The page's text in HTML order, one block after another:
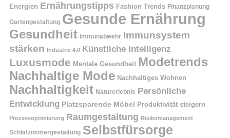
Energien Ernährungstipps Fashion Trends Finanzplanung
Gartengestaltung Gesunde Ernährung
Gesundheit Immunabwehr Immunsystem
stärken
Industrie 4.0 Künstliche Intelligenz
Luxusmode Mentale Gesundheit Modetrends
Nachhaltige Mode Nachhaltiges Wohnen
Nachhaltigkeit Naturerlebnis Persönliche
Entwicklung Platzsparende Möbel Produktivität steigern
Prozessoptimierung Raumgestaltung Risikomanagement
Schlafzimmergestaltung Selbstfürsorge